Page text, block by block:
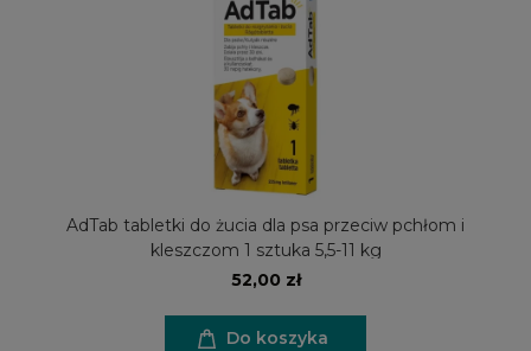
AdTab tabletki do żucia dla psa przeciw pchłom i
kleszczom 1 sztuka 5,5-11 kg
52,00 zł
Do koszyka